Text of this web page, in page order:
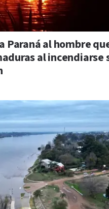
Paraná al hombre
al incendiarse